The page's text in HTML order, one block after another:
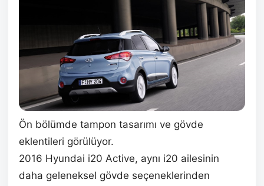
Ön bölümde tampon tasarımı ve gövde
eklentileri görülüyor.
2016 Hyundai i20 Active, aynı i20 ailesinin
daha geleneksel gövde seçeneklerinden